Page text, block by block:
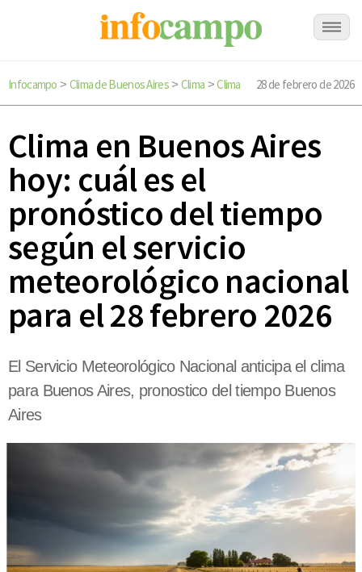
Infocampo > Clima de Buenos Aires> Clima >Clima 28 de febrero de 2026
Clima en Buenos Aires
hoy: cuál es el
pronóstico del tiempo
según el servicio
meteorológico nacional
para el 28 febrero 2026
El Servicio Meteorológico Nacional anticipa el clima
para Buenos Aires, pronostico del tiempo Buenos
Aires